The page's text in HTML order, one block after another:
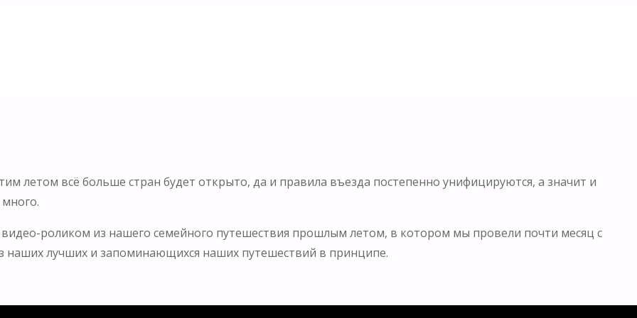
летом всё больше стран будет открыто, да и правила въезда постепенно унифицируются, а значит и
роликом из нашего семейного путешествия прошлым летом, в котором мы провели почти месяц с
наших лучших и запоминающихся наших путешествий в принципе.